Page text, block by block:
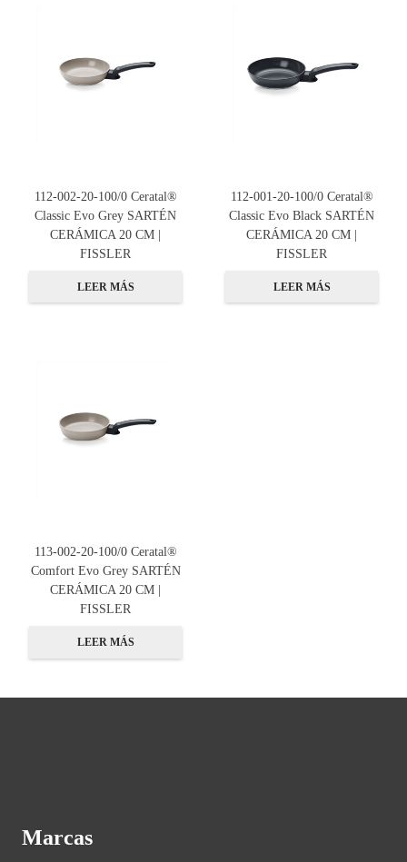
112-002-20-100/0 Ceratal®
Classic Evo Grey SARTÉN
CERÁMICA 20 CM |
FISSLER
LEER MÁS
112-001-20-100/0 Ceratal®
Classic Evo Black SARTÉN
CERÁMICA 20 CM |
FISSLER
LEER MÁS
113-002-20-100/0 Ceratal®
Comfort Evo Grey SARTÉN
CERÁMICA 20 CM |
FISSLER
LEER MÁS
Marcas